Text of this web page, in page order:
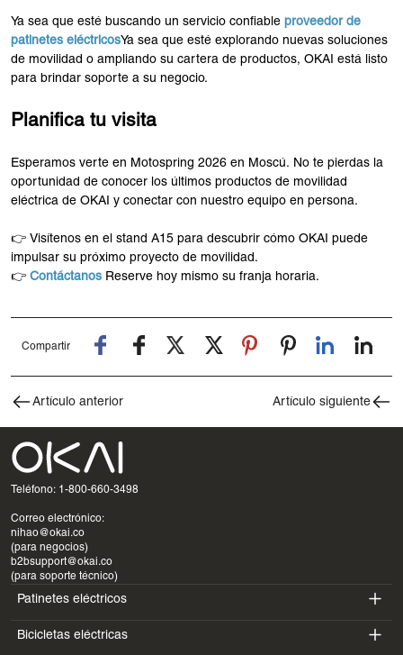
Ya sea que esté buscando un servicio confiable proveedor de
patinetes eléctricosYa sea que esté explorando nuevas soluciones
de movilidad o ampliando su cartera de productos, OKAI está listo
para brindar soporte a su negocio.
Planifica tu visita
Esperamos verte en Motospring 2026 en Moscú. No te pierdas la
oportunidad de conocer los últimos productos de movilidad
eléctrica de OKAI y conectar con nuestro equipo en persona.
👉 Visítenos en el stand A15 para descubrir cómo OKAI puede
impulsar su próximo proyecto de movilidad.
👉 Contáctanos Reserve hoy mismo su franja horaria.
Compartir
Artículo anterior Artículo siguiente
Teléfono: 1-800-660-3498
Correo electrónico:
nihao@okai.co
(para negocios)
b2bsupport@okai.co
(para soporte técnico)
Patinetes eléctricos
ES400A
Bicicletas eléctricas